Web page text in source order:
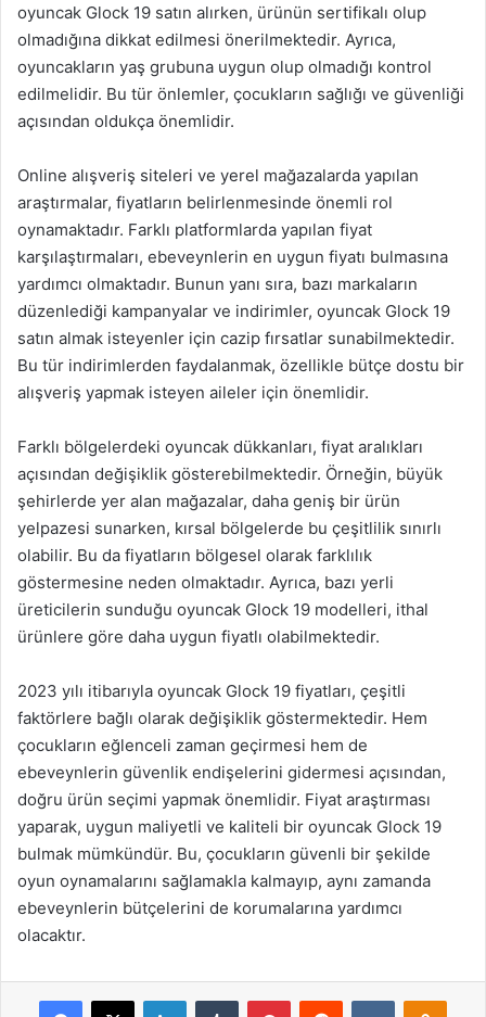
oyuncak Glock 19 satın alırken, ürünün sertifikalı olup
olmadığına dikkat edilmesi önerilmektedir. Ayrıca,
oyuncakların yaş grubuna uygun olup olmadığı kontrol
edilmelidir. Bu tür önlemler, çocukların sağlığı ve güvenliği
açısından oldukça önemlidir.
Online alışveriş siteleri ve yerel mağazalarda yapılan
araştırmalar, fiyatların belirlenmesinde önemli rol
oynamaktadır. Farklı platformlarda yapılan fiyat
karşılaştırmaları, ebeveynlerin en uygun fiyatı bulmasına
yardımcı olmaktadır. Bunun yanı sıra, bazı markaların
düzenlediği kampanyalar ve indirimler, oyuncak Glock 19
satın almak isteyenler için cazip fırsatlar sunabilmektedir.
Bu tür indirimlerden faydalanmak, özellikle bütçe dostu bir
alışveriş yapmak isteyen aileler için önemlidir.
Farklı bölgelerdeki oyuncak dükkanları, fiyat aralıkları
açısından değişiklik gösterebilmektedir. Örneğin, büyük
şehirlerde yer alan mağazalar, daha geniş bir ürün
yelpazesi sunarken, kırsal bölgelerde bu çeşitlilik sınırlı
olabilir. Bu da fiyatların bölgesel olarak farklılık
göstermesine neden olmaktadır. Ayrıca, bazı yerli
üreticilerin sunduğu oyuncak Glock 19 modelleri, ithal
ürünlere göre daha uygun fiyatlı olabilmektedir.
2023 yılı itibarıyla oyuncak Glock 19 fiyatları, çeşitli
faktörlere bağlı olarak değişiklik göstermektedir. Hem
çocukların eğlenceli zaman geçirmesi hem de
ebeveynlerin güvenlik endişelerini gidermesi açısından,
doğru ürün seçimi yapmak önemlidir. Fiyat araştırması
yaparak, uygun maliyetli ve kaliteli bir oyuncak Glock 19
bulmak mümkündür. Bu, çocukların güvenli bir şekilde
oyun oynamalarını sağlamakla kalmayıp, aynı zamanda
ebeveynlerin bütçelerini de korumalarına yardımcı
olacaktır.
Facebook
X LinkedInTumblr PinterestReddit VKontakte